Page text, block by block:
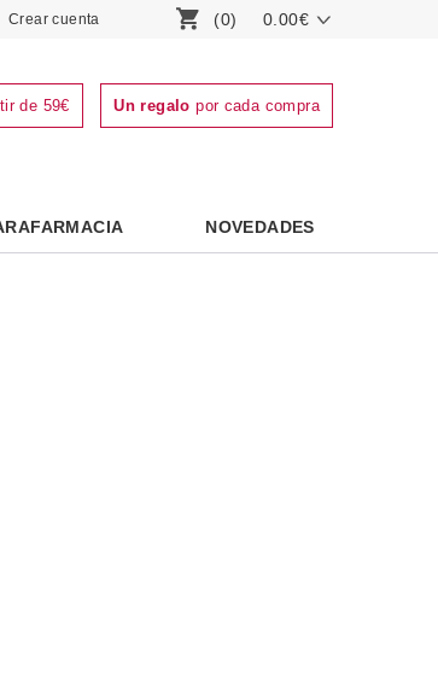
Crear cuenta (0) 0.00€
de 59€ Un regalo por cada compra
NOVEDADES